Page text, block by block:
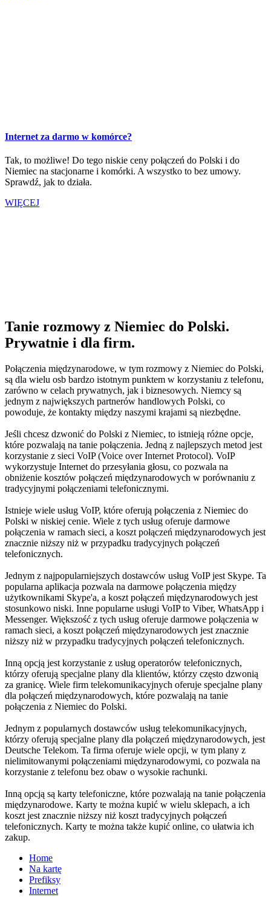
Internet za darmo w komórce?
Tak, to możliwe! Do tego niskie ceny połączeń do Polski i do
Niemiec na stacjonarne i komórki. A wszystko to bez umowy.
Sprawdź, jak to działa.
WIĘCEJ
Tanie rozmowy z Niemiec do Polski.
Prywatnie i dla firm.
Połączenia międzynarodowe, w tym rozmowy z Niemiec do Polski,
są dla wielu osb bardzo istotnym punktem w korzystaniu z telefonu,
zarówno w celach prywatnych, jak i biznesowych. Niemcy są
jednym z największych partnerów handlowych Polski, co
powoduje, że kontakty między naszymi krajami są niezbędne.
Jeśli chcesz dzwonić do Polski z Niemiec, to istnieją różne opcje,
które pozwalają na tanie połączenia. Jedną z najlepszych metod jest
korzystanie z sieci VoIP (Voice over Internet Protocol). VoIP
wykorzystuje Internet do przesyłania głosu, co pozwala na
obniżenie kosztów połączeń międzynarodowych w porównaniu z
tradycyjnymi połączeniami telefonicznymi.
Istnieje wiele usług VoIP, które oferują połączenia z Niemiec do
Polski w niskiej cenie. Wiele z tych usług oferuje darmowe
połączenia w ramach sieci, a koszt połączeń międzynarodowych jest
znacznie niższy niż w przypadku tradycyjnych połączeń
telefonicznych.
Jednym z najpopularniejszych dostawców usług VoIP jest Skype. Ta
popularna aplikacja pozwala na darmowe połączenia między
użytkownikami Skype'a, a koszt połączeń międzynarodowych jest
stosunkowo niski. Inne popularne usługi VoIP to Viber, WhatsApp i
Messenger. Większość z tych usług oferuje darmowe połączenia w
ramach sieci, a koszt połączeń międzynarodowych jest znacznie
niższy niż w przypadku tradycyjnych połączeń telefonicznych.
Inną opcją jest korzystanie z usług operatorów telefonicznych,
którzy oferują specjalne plany dla klientów, którzy często dzwonią
za granicę. Wiele firm telekomunikacyjnych oferuje specjalne plany
dla połączeń międzynarodowych, które pozwalają na tanie
połączenia z Niemiec do Polski.
Jednym z popularnych dostawców usług telekomunikacyjnych,
którzy oferują specjalne plany dla połączeń międzynarodowych, jest
Deutsche Telekom. Ta firma oferuje wiele opcji, w tym plany z
nielimitowanymi połączeniami międzynarodowymi, co pozwala na
korzystanie z telefonu bez obaw o wysokie rachunki.
Inną opcją są karty telefoniczne, które pozwalają na tanie połączenia
międzynarodowe. Karty te można kupić w wielu sklepach, a ich
koszt jest znacznie niższy niż koszt tradycyjnych połączeń
telefonicznych. Karty te można także kupić online, co ułatwia ich
zakup.
Home
Na kartę
Prefiksy
Internet